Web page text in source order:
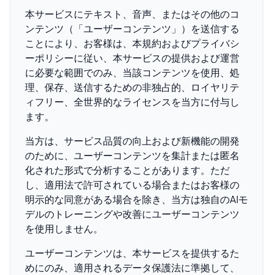
本サービスにテキスト、音声、またはその他のコ
ンテンツ（「ユーザーコンテンツ」）を送信する
ことにより、お客様は、本規約およびプライバシ
ーポリシーに従い、本サービスの提供および運営
に必要な範囲でのみ、当該コンテンツを使用、処
理、保存、送信するための非独占的、ロイヤリテ
ィフリー、全世界的なライセンスを当方に付与し
ます。
当方は、サービス品質の向上および新機能の開発
のために、ユーザーコンテンツを集計または匿名
化された形式で分析することがあります。ただ
し、適用法で許可されている場合またはお客様の
明示的な同意がある場合を除き、当方は独自のAIモ
デルのトレーニングや改善にユーザーコンテンツ
を使用しません。
ユーザーコンテンツは、本サービスを提供するた
めにのみ、適用されるデータ保護法に準拠して、